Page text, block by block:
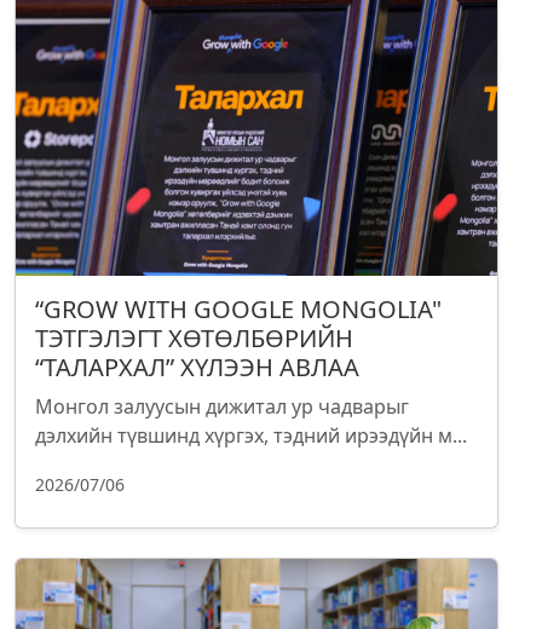
“GROW WITH GOOGLE MONGOLIA"
ТЭТГЭЛЭГТ ХӨТӨЛБӨРИЙН
“ТАЛАРХАЛ” ХҮЛЭЭН АВЛАА
Монгол залуусын дижитал ур чадварыг
дэлхийн түвшинд хүргэх, тэдний ирээдүйн м...
2026/07/06